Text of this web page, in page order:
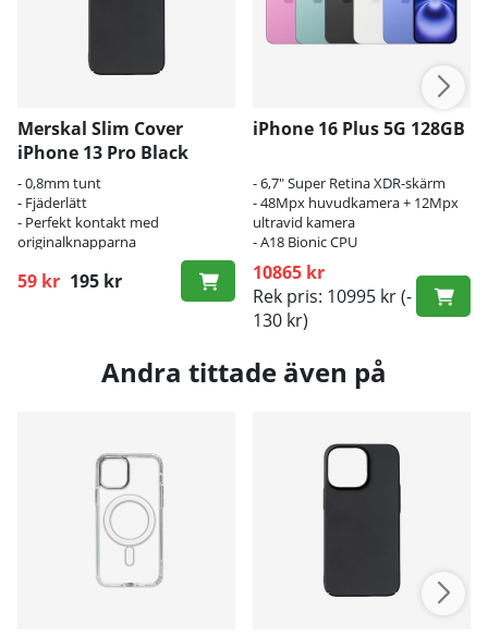
Merskal Slim Cover
iPhone 13 Pro Black
- 0,8mm tunt
- Fjäderlätt
- Perfekt kontakt med
originalknapparna
59 kr 195 kr
Ordinarie pris:
iPhone 16 Plus 5G 128GB
- 6,7" Super Retina XDR-skärm
- 48Mpx huvudkamera + 12Mpx
ultravid kamera
- A18 Bionic CPU
10865 kr
Rek pris: 10995 kr(-
130 kr)
Andra tittade även på